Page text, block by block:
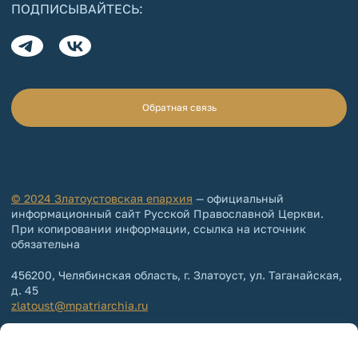
ПОДПИСЫВАЙТЕСЬ:
Обратная связь
© 2024 Златоустовская епархия — официальный
информационный сайт Русской Православной Церкви.
При копировании информации, ссылка на источник
обязательна
456200, Челябинская область, г. Златоуст, ул. Таганайская,
д. 45
zlatoust@mpatriarchia.ru